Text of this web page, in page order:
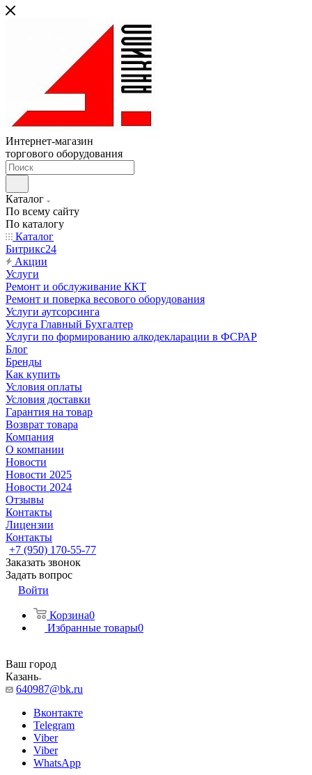
Интернет-магазин
торгового оборудования
Каталог
По всему сайту
По каталогу
Каталог
Битрикс24
Акции
Услуги
Ремонт и обслуживание ККТ
Ремонт и поверка весового оборудования
Услуги аутсорсинга
Услуга Главный Бухгалтер
Услуги по формированию алкодекларации в ФСРАР
Блог
Бренды
Как купить
Условия оплаты
Условия доставки
Гарантия на товар
Возврат товара
Компания
О компании
Новости
Новости 2025
Новости 2024
Отзывы
Контакты
Лицензии
Контакты
+7 (950) 170-55-77
Заказать звонок
Задать вопрос
Войти
Корзина0
Избранные товары0
Ваш город
Казань
640987@bk.ru
Вконтакте
Telegram
Viber
Viber
WhatsApp